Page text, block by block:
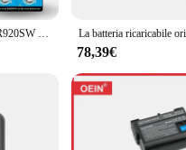
Batteria a bottone AG6 SR920SW batteria a bottone LR920 371 batteria per orologio
78,39€